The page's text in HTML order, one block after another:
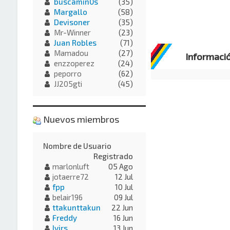
Margallo
(58)
Devisoner
(35)
Mr-Winner
(23)
Juan Robles
(71)
Mamadou
(27)
enzzoperez
(24)
peporro
(62)
JJ205gti
(45)
Nuevos miembros
Nombre de Usuario
Registrado
marlonluft
05 Ago
jotaerre72
12 Jul
fpp
10 Jul
belair196
09 Jul
ttakunttakun
22 Jun
Freddy
16 Jun
Ivirs
13 Jun